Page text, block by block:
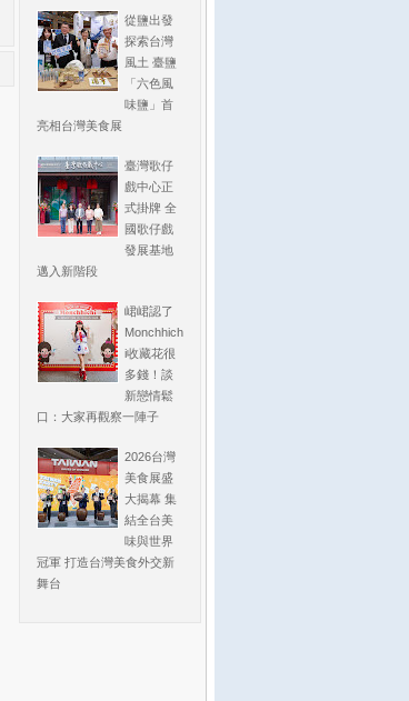
從鹽出發
探索台灣
風土 臺鹽
「六色風
味鹽」首
亮相台灣美食展
臺灣歌仔
戲中心正
式掛牌 全
國歌仔戲
發展基地
邁入新階段
峮峮認了
Monchhich
i收藏花很
多錢！談
新戀情鬆
口：大家再觀察一陣子
2026台灣
美食展盛
大揭幕 集
結全台美
味與世界
冠軍 打造台灣美食外交新
舞台